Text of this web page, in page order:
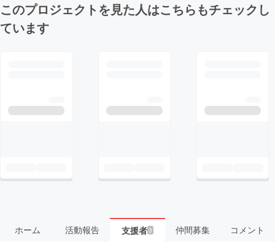
このプロジェクトを見た人はこちらもチェックし
ています
ホーム 活動報告 支援者3 仲間募集 コメント